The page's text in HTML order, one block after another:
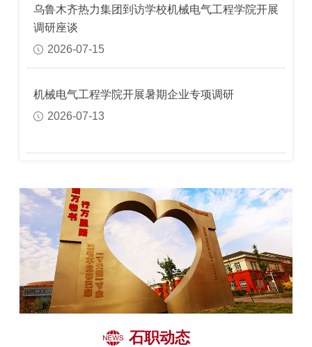
乌鲁木齐热力集团到访学校机械电气工程学院开展
调研座谈
2026-07-15
机械电气工程学院开展暑期企业专项调研
2026-07-13
石职动态
石职动态
石职动态
石职动态
石职动态